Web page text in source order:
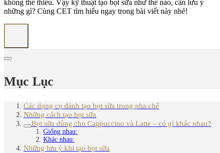
không thể thiếu. Vậy kỹ thuật tạo bọt sữa như thế nào, cần lưu ý
những gì? Cùng CET tìm hiểu ngay trong bài viết này nhé!
Mục Lục
Các dụng cụ đánh tạo bọt sữa trong pha chế
Những cách tạo bọt sữa
Bọt sữa dùng cho Cappuccino và Latte – có gì khác nhau?
Giống nhau:
Khác nhau:
Những lưu ý khi tạo bọt sữa